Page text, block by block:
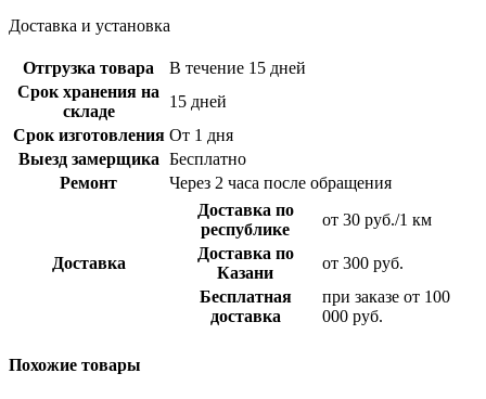
Доставка и установка
Отгрузка товара
В течение 15 дней
Срок хранения на
складе
15 дней
Срок изготовления От 1 дня
Выезд замерщика Бесплатно
Ремонт
Через 2 часа после обращения
Доставка
Доставка по
республике
от 30 руб./1 км
Доставка по
Казани
от 300 руб.
Бесплатная
доставка
при заказе от 100
000 руб.
Похожие товары